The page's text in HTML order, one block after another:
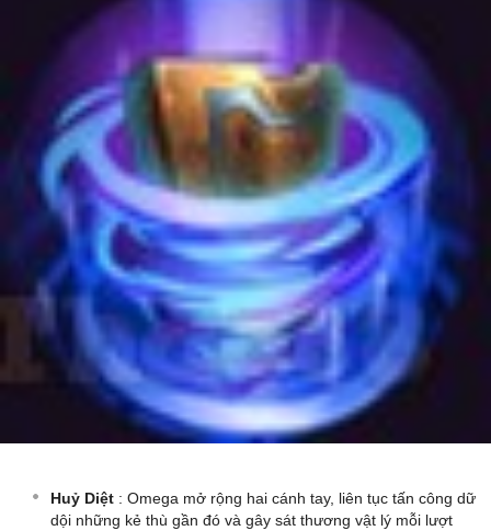
Huỷ Diệt : Omega mở rộng hai cánh tay, liên tục tấn công dữ
dội những kẻ thù gần đó và gây sát thương vật lý mỗi lượt